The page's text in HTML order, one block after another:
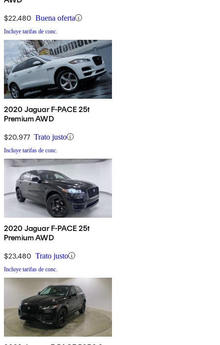
$22,480 Buena oferta
Incluye tarifas de conc.
2020 Jaguar F-PACE 25t
Premium AWD
$20,977 Trato justo
Incluye tarifas de conc.
2020 Jaguar F-PACE 25t
Premium AWD
$23,480 Trato justo
Incluye tarifas de conc.